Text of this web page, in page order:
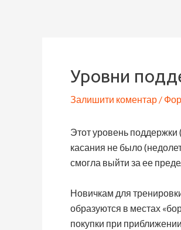
Уровни
Залишити коментар /
Этот уровень поддержки
касания не было
смогла выйти за ее
Новичкам для
образуются в местах
покупки при